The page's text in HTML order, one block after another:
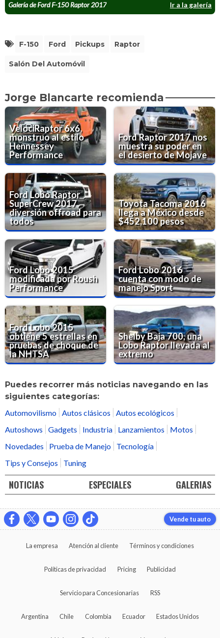
Galería de Ford F-150 Raptor 2017 Ir a la galería
F-150 Ford Pickups Raptor
Salón Del Automóvil
Jorge Blancarte recomienda
VelociRaptor 6x6,
monstruo al estilo
Hennessey
Performance
Ford Raptor 2017 nos
muestra su poder en
el desierto de Mojave
Ford Lobo Raptor
SuperCrew 2017,
diversión offroad para
todos
Toyota Tacoma 2016
llega a México desde
$452,100 pesos
Ford Lobo 2015
modificada por Roush
Performance
Ford Lobo 2016
cuenta con modo de
manejo Sport
Ford Lobo 2015
obtiene 5 estrellas en
pruebas de choque de
la NHTSA
Shelby Baja 700, una
Lobo Raptor llevada al
extremo
Puedes recorrer más noticias navegando en las
siguientes categorías:
Automovilismo Autos clásicos
Autos ecológicos
Autoshows
Gadgets Industria Lanzamientos
Motos
Novedades
Prueba de Manejo
Tecnología
Tips y Consejos
Tuning
NOTICIAS ESPECIALES GALERIAS
Vende tu auto
La empresa Atención al cliente Términos y condiciones
Políticas de privacidad Pricing Publicidad
Servicio para Concesionarias RSS
Argentina Chile Colombia Ecuador Estados Unidos